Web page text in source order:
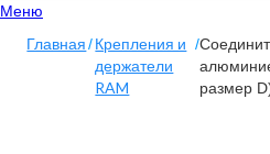
Меню
Главная /Крепления и
держатели
RAM
/
размер